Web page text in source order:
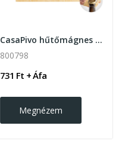
CasaPivo hűtőmágnes és üvegnyitó
800798
731 Ft + Áfa
Megnézem